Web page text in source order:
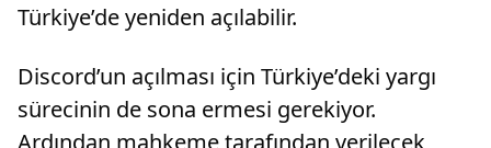
Türkiye’de yeniden açılabilir.
Discord’un açılması için Türkiye’deki yargı
sürecinin de sona ermesi gerekiyor.
Ardından mahkeme tarafından verilecek